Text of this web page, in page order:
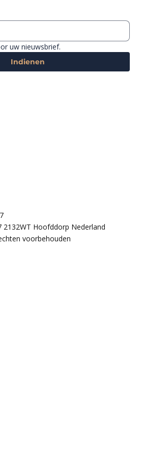
uw nieuwsbrief.
Indienen
2132WT Hoofddorp Nederland
voorbehouden